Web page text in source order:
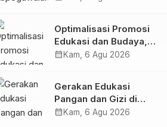
Optimalisasi Promosi
Edukasi dan Budaya,
Anjungan Provinsi
Bersama Sky World
TMII
calendar_month Kam, 6 Agu 2026
Gerakan Edukasi
Pangan dan Gizi di
Mamasa: Tingkatkan
calendar_month Kam, 6 Agu 2026